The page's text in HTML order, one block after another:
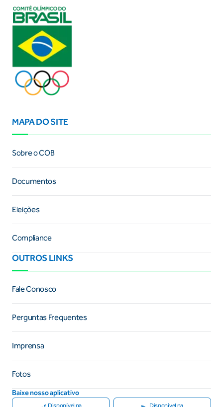
MAPA DO SITE
Sobre o COB
Documentos
Eleições
Compliance
OUTROS LINKS
Fale Conosco
Perguntas Frequentes
Imprensa
Fotos
Baixe nosso aplicativo
Disponível na Disponível na